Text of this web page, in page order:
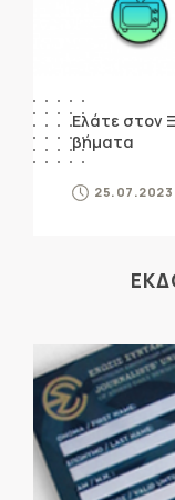
Ελάτε στον
βήματα
25.07.2023